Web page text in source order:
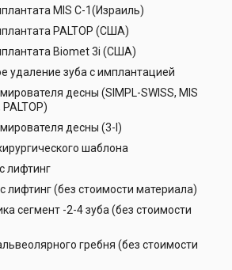
MIS С-1(Израиль)
PALTOP (США)
Biomet 3i (США)
удаление зуба с имплантацией
десны (SIMPL-SWISS, MIS
PALTOP)
десны (3-I)
шаблона
лифтинг
лифтинг (без стоимости материала)
сегмент -2-4 зуба (без стоимости
гребня (без стоимости